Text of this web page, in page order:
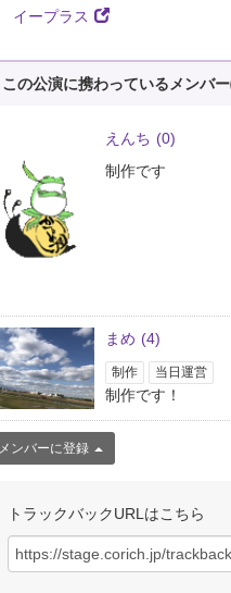
イープラス
この公演に携わっているメンバー
えんち (0)
制作です
まめ (4)
制作 当日運営
制作です！
メンバーに登録
トラックバックURLはこちら